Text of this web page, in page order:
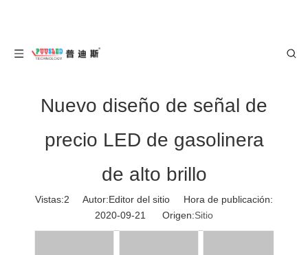
Nuevo diseño de señal de
precio LED de gasolinera
de alto brillo
Vistas:2 Autor:Editor del sitio Hora de publicación:
2020-09-21 Origen:Sitio